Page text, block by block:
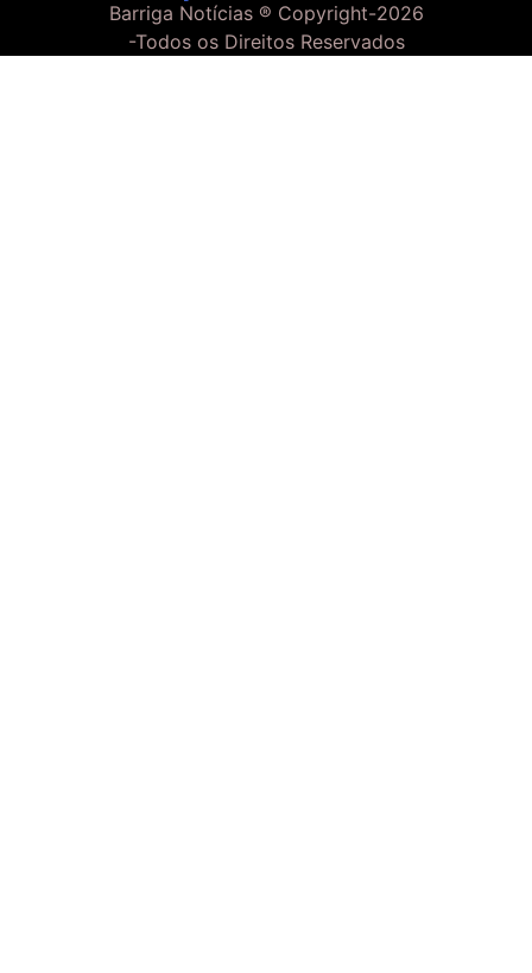
Barriga Notícias ® Copyright-2026
-Todos os Direitos Reservados